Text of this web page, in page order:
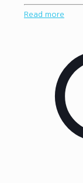
Read more